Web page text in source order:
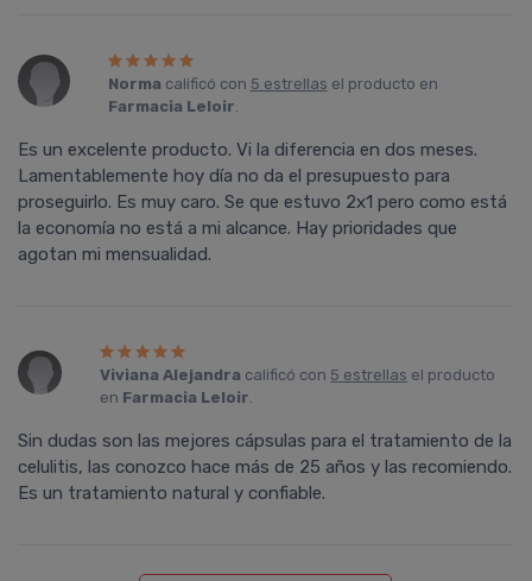
Norma calificó con 5 estrellas el producto en
Farmacia Leloir.
Es un excelente producto. Vi la diferencia en dos meses.
Lamentablemente hoy día no da el presupuesto para
proseguirlo. Es muy caro. Se que estuvo 2x1 pero como está
la economía no está a mi alcance. Hay prioridades que
agotan mi mensualidad.
Viviana Alejandra calificó con 5 estrellas el producto
en Farmacia Leloir.
Sin dudas son las mejores cápsulas para el tratamiento de la
celulitis, las conozco hace más de 25 años y las recomiendo.
Es un tratamiento natural y confiable.